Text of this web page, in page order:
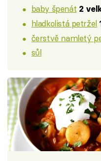
baby špenát 2
hladkolistá petržel
čerstvě namletý
sůl